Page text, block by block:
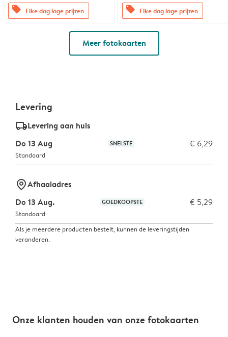
offers Elke dag lage prijzen offers Elke dag lage prijzen
Meer fotokaarten
Levering
delivery_standard_v2Levering aan huis
Do 13 Aug
SNELSTE € 6,29
Standaard
marker-pinAfhaaladres
Do 13 Aug.
GOEDKOOPSTE € 5,29
Standaard
Als je meerdere producten bestelt, kunnen de leveringstijden
veranderen.
Onze klanten houden van onze fotokaarten